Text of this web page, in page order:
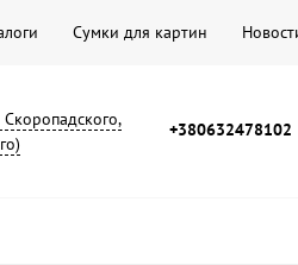
Сумки для картин
Скоропадского,
+380632478102